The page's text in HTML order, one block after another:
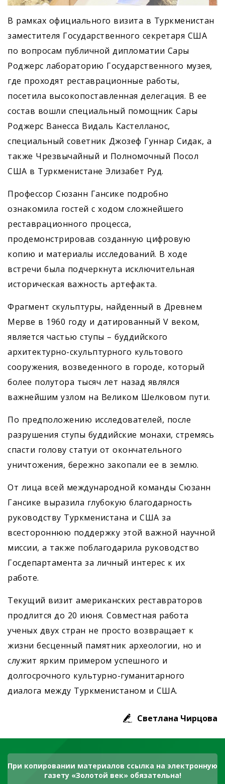
В рамках официального визита в Туркменистан
заместителя Государственного секретаря США
по вопросам публичной дипломатии Сары
Роджерс лабораторию Государственного музея,
где проходят реставрационные работы,
посетила высокопоставленная делегация. В ее
состав вошли специальный помощник Сары
Роджерс Ванесса Видаль Кастелланос,
специальный советник Джозеф Гуннар Сидак, а
также Чрезвычайный и Полномочный Посол
США в Туркменистане Элизабет Руд.
Профессор Сюзанн Гансике подробно
ознакомила гостей с ходом сложнейшего
реставрационного процесса,
продемонстрировав созданную цифровую
копию и материалы исследований. В ходе
встречи была подчеркнута исключительная
историческая важность артефакта.
Фрагмент скульптуры, найденный в Древнем
Мерве в 1960 году и датированный V веком,
является частью ступы – буддийского
архитектурно-скульптурного культового
сооружения, возведенного в городе, который
более полутора тысяч лет назад являлся
важнейшим узлом на Великом Шелковом пути.
По предположению исследователей, после
разрушения ступы буддийские монахи, стремясь
спасти голову статуи от окончательного
уничтожения, бережно закопали ее в землю.
От лица всей международной команды Сюзанн
Гансике выразила глубокую благодарность
руководству Туркменистана и США за
всестороннюю поддержку этой важной научной
миссии, а также поблагодарила руководство
Госдепартамента за личный интерес к их
работе.
Текущий визит американских реставраторов
продлится до 20 июня. Совместная работа
ученых двух стран не просто возвращает к
жизни бесценный памятник археологии, но и
служит ярким примером успешного и
долгосрочного культурно-гуманитарного
диалога между Туркменистаном и США.
Светлана Чирцова
При копировании материалов ссылка на электронную
газету «Золотой век» обязательна!